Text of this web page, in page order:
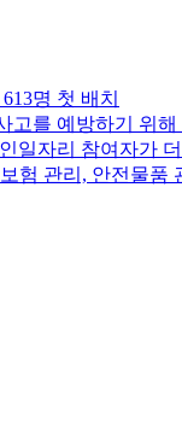
명 첫 배치
고를 예방하기 위
일자리 참여자가
험 관리, 안전물